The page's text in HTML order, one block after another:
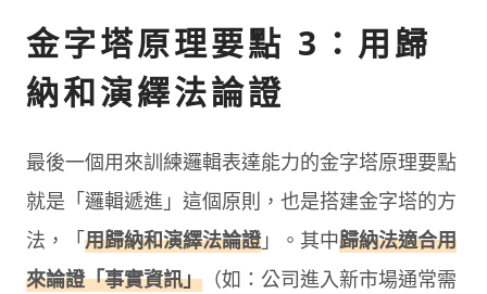
金字塔原理要點 3：用歸
納和演繹法論證
最後一個用來訓練邏輯表達能力的金字塔原理要點
就是「邏輯遞進」這個原則，也是搭建金字塔的方
法，「用歸納和演繹法論證」。其中歸納法適合用
來論證「事實資訊」 （如：公司進入新市場通常需